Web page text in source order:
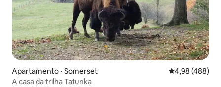
Apartamento ⋅ Somerset 4,98 de uma
4,98 (488)
A casa da trilha Tatunka